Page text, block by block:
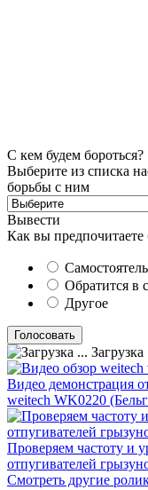
С кем будем бороться?
Выберите из списка
борьбы с ним
Вывести
Как вы предпочитаете
Обратится в
Другое
Загрузка
Видео демонстрация
weitech WK0220
Проверяем частоту и
отпугивателей
Смотреть другие